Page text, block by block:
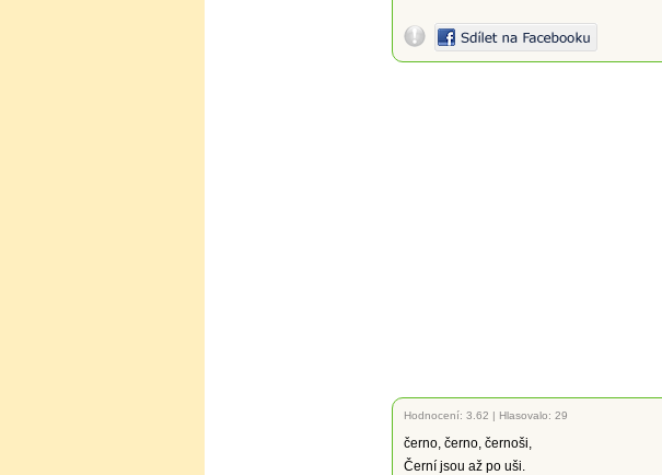
Hodnocení: 3.62 | Hlasovalo: 29
černo, černo, černoši,
Černí jsou až po uši.